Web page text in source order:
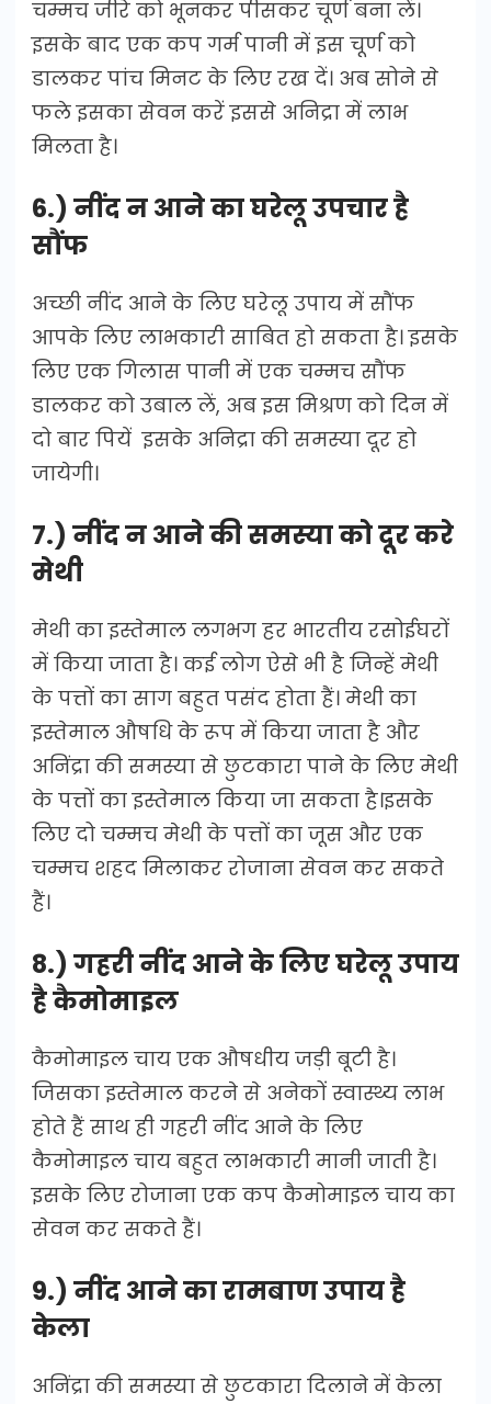
चम्मच जीरे को भूनकर पीसकर चूर्ण बना लें।
इसके बाद एक कप गर्म पानी में इस चूर्ण को
डालकर पांच मिनट के लिए रख दें। अब सोने से
फले इसका सेवन करें इससे अनिद्रा में लाभ
मिलता है।
6.) नींद न आने का घरेलू उपचार है
सौंफ
अच्छी नींद आने के लिए घरेलू उपाय में सौंफ
आपके लिए लाभकारी साबित हो सकता है। इसके
लिए एक गिलास पानी में एक चम्मच सौंफ
डालकर को उबाल लें, अब इस मिश्रण को दिन में
दो बार पियें इसके अनिद्रा की समस्या दूर हो
जायेगी।
7.) नींद न आने की समस्या को दूर करे
मेथी
मेथी का इस्तेमाल लगभग हर भारतीय रसोईघरों
में किया जाता है। कई लोग ऐसे भी है जिन्हें मेथी
के पत्तों का साग बहुत पसंद होता हैं। मेथी का
इस्तेमाल औषधि के रूप में किया जाता है और
अनिंद्रा की समस्या से छुटकारा पाने के लिए मेथी
के पत्तों का इस्तेमाल किया जा सकता है।इसके
लिए दो चम्मच मेथी के पत्तों का जूस और एक
चम्मच शहद मिलाकर रोजाना सेवन कर सकते
हैं।
8.) गहरी नींद आने के लिए घरेलू उपाय
है कैमोमाइल
कैमोमाइल चाय एक औषधीय जड़ी बूटी है।
जिसका इस्तेमाल करने से अनेकों स्वास्थ्य लाभ
होते हैं साथ ही गहरी नींद आने के लिए
कैमोमाइल चाय बहुत लाभकारी मानी जाती है।
इसके लिए रोजाना एक कप कैमोमाइल चाय का
सेवन कर सकते हैं।
9.) नींद आने का रामबाण उपाय है
केला
अनिंद्रा की समस्या से छुटकारा दिलाने में केला